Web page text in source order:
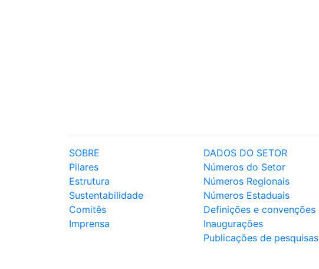
SOBRE
Pilares
Estrutura
Sustentabilidade
Comitês
Imprensa
DADOS DO SETOR
Números do Setor
Números Regionais
Números Estaduais
Definições e convenções
Inaugurações
Publicações de pesquisas